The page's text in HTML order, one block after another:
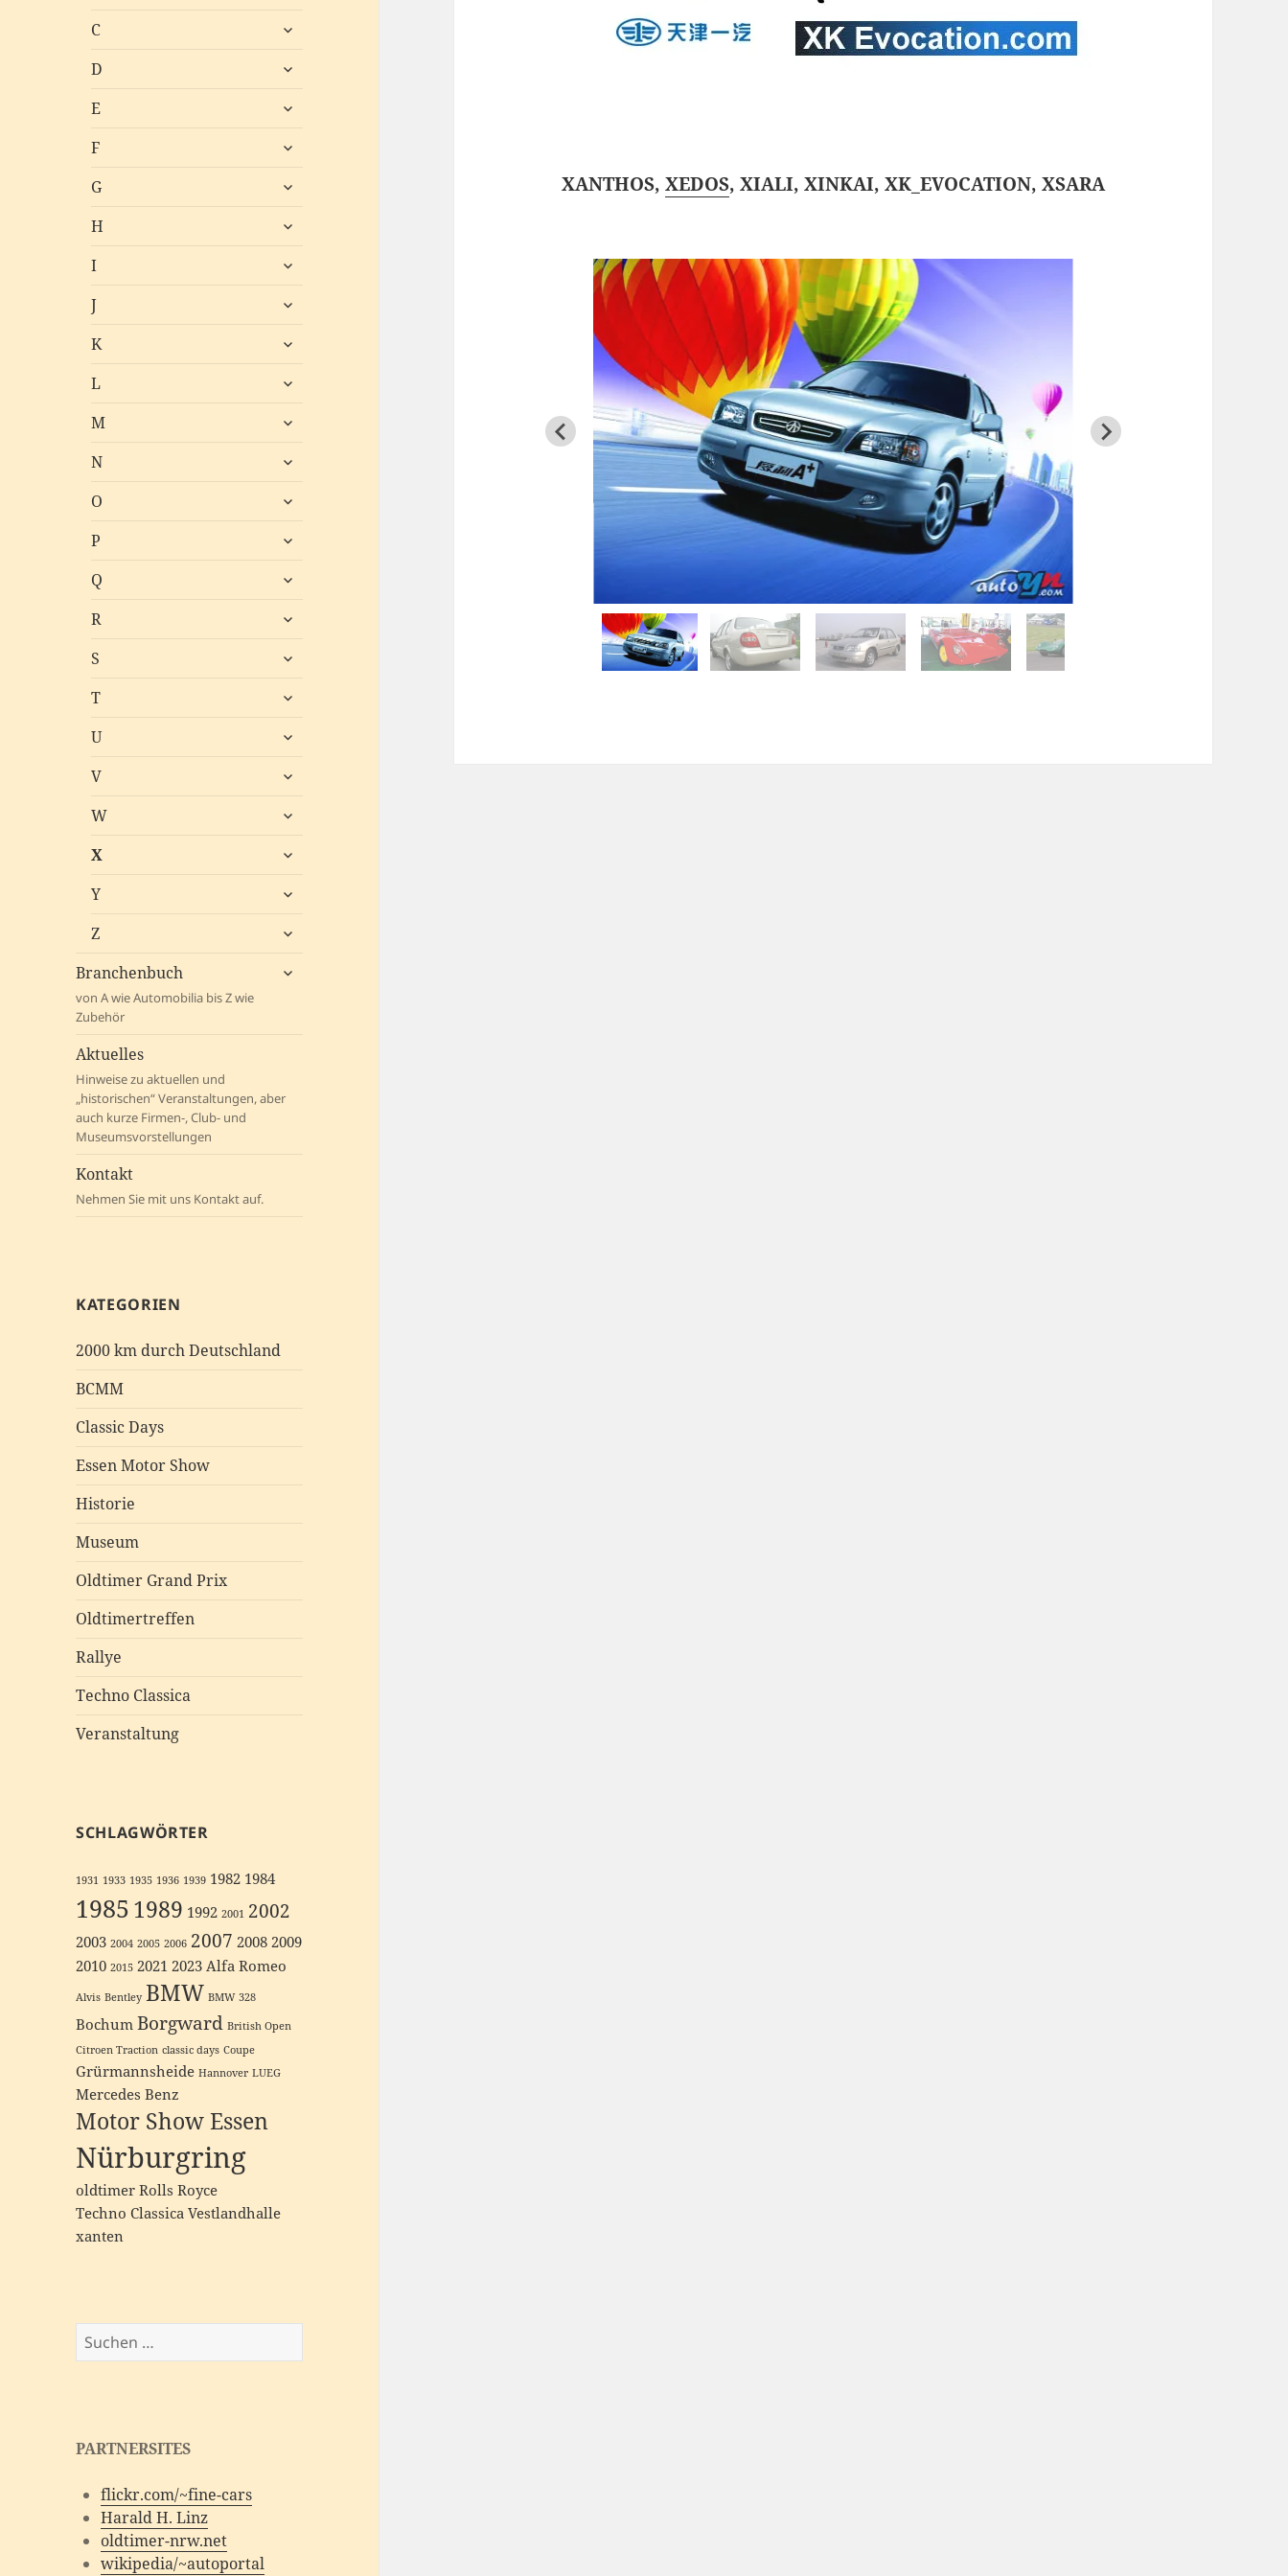
C
untermenü
D
untermenü
E
untermenü
F
untermenü
G
untermenü
H
untermenü
I
untermenü
J
untermenü
K
untermenü
L
untermenü
M
untermenü
N
untermenü
O
untermenü
P
untermenü
Q
untermenü
R
untermenü
S
untermenü
T
untermenü
U
untermenü
V
untermenü
W
untermenü
X
untermenü
Y
untermenü
Z
untermenü
Branchenbuch
von A wie Automobilia bis Z wie
Zubehör
untermenü
Aktuelles
Hinweise zu aktuellen und
„historischen“ Veranstaltungen, aber
auch kurze Firmen-, Club- und
Museumsvorstellungen
Kontakt
Nehmen Sie mit uns Kontakt auf.
KATEGORIEN
2000 km durch Deutschland
BCMM
Classic Days
Essen Motor Show
Historie
Museum
Oldtimer Grand Prix
Oldtimertreffen
Rallye
Techno Classica
Veranstaltung
SCHLAGWÖRTER
1931 1933 1935 1936 1939 1982 1984
19851989 1992 2001 2002
2003 2004 2005 2006 2007 20082009
2010 2015 2021 2023Alfa Romeo
Alvis Bentley BMW BMW 328
BochumBorgward British Open
Citroen Traction classic days Coupe
Grürmannsheide Hannover LUEG
Mercedes Benz
Motor Show Essen
Nürburgring
oldtimerRolls Royce
Techno ClassicaVestlandhalle
xanten
Suchen
nach:
PARTNERSITES
flickr.com/~fine-cars
Harald H. Linz
oldtimer-nrw.net
wikipedia/~autoportal
XANTHOS,XEDOS, XIALI, XINKAI, XK_EVOCATION, XSARA